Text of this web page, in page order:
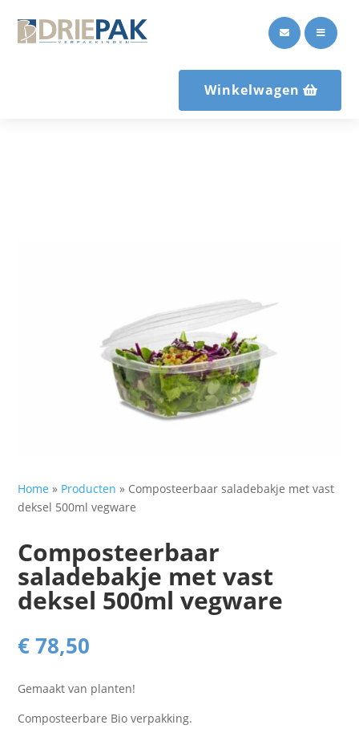
 
Winkelwagen
Home » Producten » Composteerbaar saladebakje met vast
deksel 500ml vegware
Composteerbaar
saladebakje met vast
deksel 500ml vegware
€78,50
Gemaakt van planten!
Composteerbare Bio verpakking.